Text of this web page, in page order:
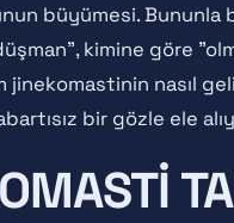
büyümesi.
kimine göre
jinekomastinin nasıl
bir gözle ele